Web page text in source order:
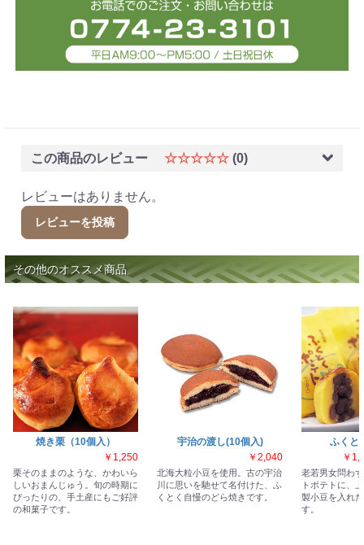
この商品のレビュー ☆☆☆☆☆ (0)
レビューはありません。
レビューを投稿
その他のオススメ商品
焼き栗（10個入）
￥1,250
栗そのままのような、かわいら
しいおまんじゅう。旬の時期に
ぴったりの、手土産にもご好評
の和菓子です。
宇治の渡し(10個入)
￥2,040
北海大粒小豆を使用。古の宇治
川に思いを馳せて名付けた、ふ
くとく自慢のどら焼きです。
ふくと
￥
老若男女問わ
トポテトに、
製小豆を入れ
す。